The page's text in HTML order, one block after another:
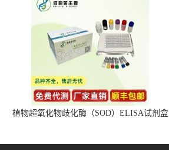
植物超氧化物歧化酶（SOD）ELISA试剂盒